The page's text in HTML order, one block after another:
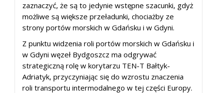
zaznaczyć, że są to jedynie wstępne szacunki, gdyż
możliwe są większe przeładunki, chociażby ze
strony portów morskich w Gdańsku i w Gdyni.
Z punktu widzenia roli portów morskich w Gdańsku i
w Gdyni węzeł Bydgoszcz ma odgrywać
strategiczną rolę w korytarzu TEN-T Bałtyk-
Adriatyk, przyczyniając się do wzrostu znaczenia
roli transportu intermodalnego w tej części Europy.